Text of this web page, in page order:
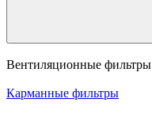
Вентиляционные фильтры
Карманные фильтры